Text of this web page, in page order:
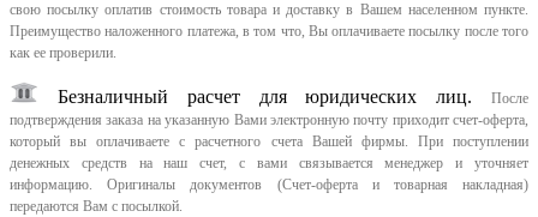
свою посылку оплатив стоимость товара и доставку в Вашем населенном пункте.
Преимущество наложенного платежа, в том что, Вы оплачиваете посылку после того
как ее проверили.
Безналичный расчет для юридических лиц.
После
подтверждения заказа на указанную Вами электронную почту приходит счет-оферта,
который вы оплачиваете с расчетного счета Вашей фирмы. При поступлении
денежных средств на наш счет, с вами связывается менеджер и уточняет
информацию. Оригиналы документов (Счет-оферта и товарная накладная)
передаются Вам с посылкой.